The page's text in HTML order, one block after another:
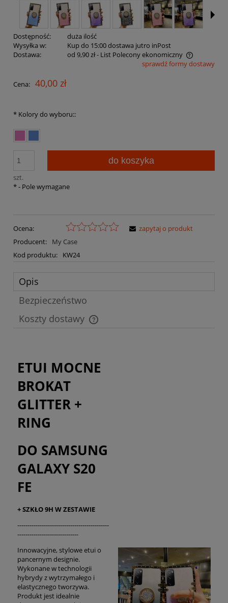
Dostępność:
duża ilość
Wysyłka w:
Kup do 15:00 dostawa jutro inPost
Dostawa:
od 9,90 zł- List Polecony ekonomiczny
Cena nie zawiera ewentualnych kosztów płatnościsprawdź formy dostawy
Cena: 40,00 zł
* Kolory do wyboru::
szt.
do koszyka
*- Pole wymagane
Ocena:
Producent:
My Case
Kod produktu:
KW24
zapytaj o produkt
Opis
Bezpieczeństwo
Koszty dostawy
Cena nie zawiera ewentualnych kosztów płatności
ETUI MOCNE
BROKAT
GLITTER +
RING
DO SAMSUNG
GALAXY S20
FE
+ SZKŁO 9H W ZESTAWIE
---------------------------------------------
------------------------------
Innowacyjne, stylowe etui o
pancernym designie.
Wykonane w technologii
hybrydy z wytrzymałego i
elastycznego tworzywa.
Produkt jest idealnie